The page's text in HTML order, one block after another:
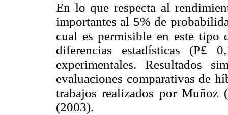
En lo que respecta al
importantes al 5% de
cual es permisible en este tipo
diferencias estadísticas (P£
experimentales. Resultados
evaluaciones comparativas de
trabajos realizados por
(2003).